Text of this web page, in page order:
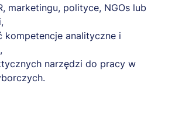
marketingu, polityce, NGOs lub
kompetencje analityczne i
narzędzi do pracy w